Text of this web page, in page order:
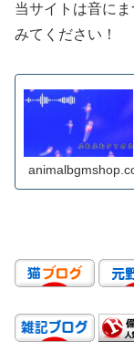
当サイトは音に
みてください！